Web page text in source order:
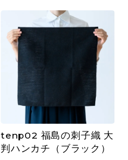
tenp02 福島の刺子織 大
判ハンカチ（ブラック）